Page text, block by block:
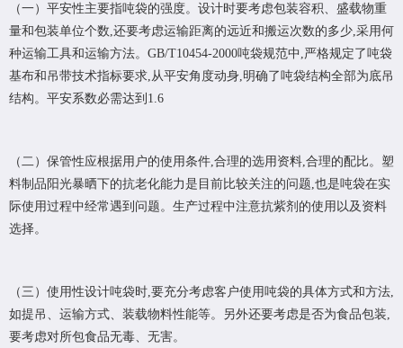
（一）平安性主要指吨袋的强度。设计时要考虑包装容积、盛载物重
量和包装单位个数,还要考虑运输距离的远近和搬运次数的多少,采用何
种运输工具和运输方法。GB/T10454-2000吨袋规范中,严格规定了吨袋
基布和吊带技术指标要求,从平安角度动身,明确了吨袋结构全部为底吊
结构。平安系数必需达到1.6
（二）保管性应根据用户的使用条件,合理的选用资料,合理的配比。塑
料制品阳光暴晒下的抗老化能力是目前比较关注的问题,也是吨袋在实
际使用过程中经常遇到问题。生产过程中注意抗紫剂的使用以及资料
选择。
（三）使用性设计吨袋时,要充分考虑客户使用吨袋的具体方式和方法,
如提吊、运输方式、装载物料性能等。另外还要考虑是否为食品包装,
要考虑对所包食品无毒、无害。